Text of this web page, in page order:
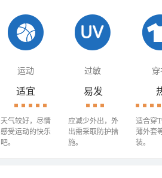
运动 过敏 穿
适宜
天气较好，尽情
感受运动的快乐
吧。
易发
应减少外出，外
出需采取防护措
施。
适合穿
薄外套
装。